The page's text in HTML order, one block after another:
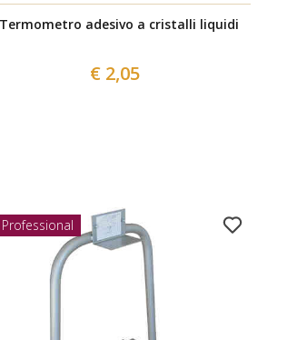
Termometro adesivo a cristalli liquidi
€ 2,05
Professional